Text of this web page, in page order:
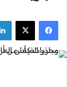
فيسبوك
‫X